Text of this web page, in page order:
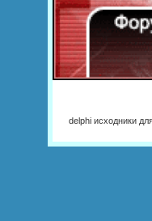
delphi исходники